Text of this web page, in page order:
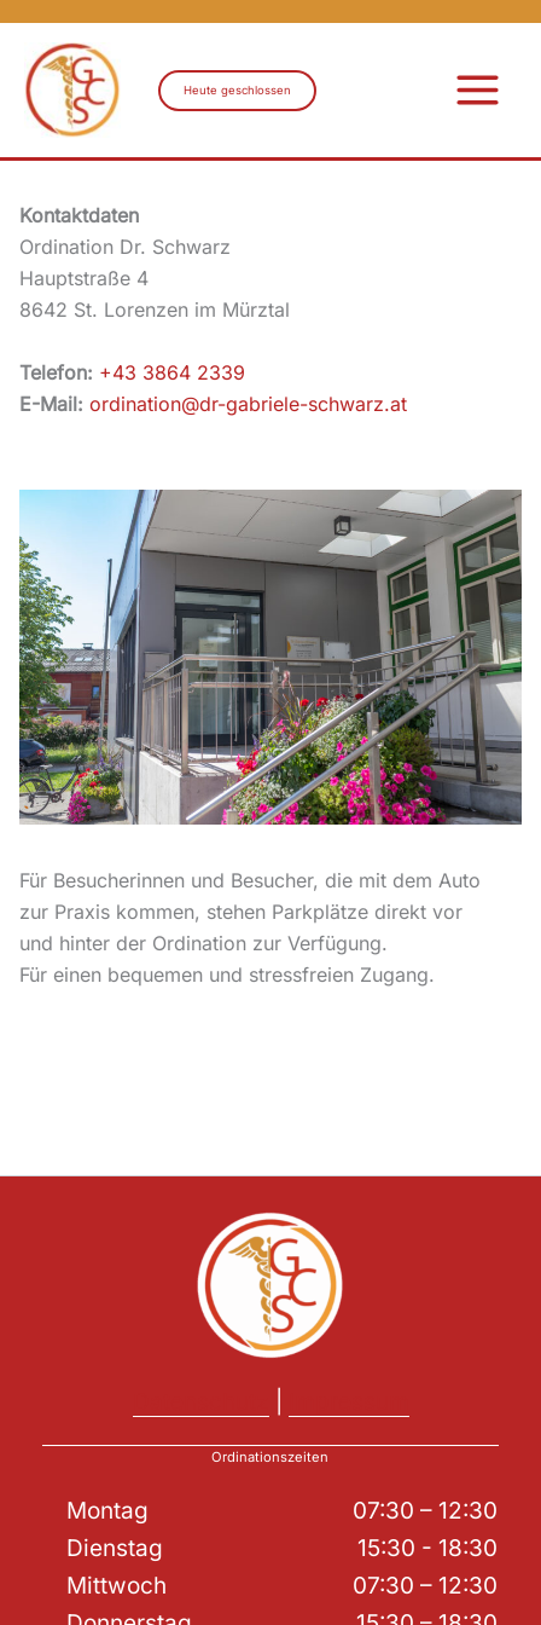
Inhalt
springen
Heute geschlossen
Kontaktdaten
Ordination Dr. Schwarz
Hauptstraße 4
8642 St. Lorenzen im Mürztal
Telefon: +43 3864 2339
E-Mail: ordination@dr-gabriele-schwarz.at
Für Besucherinnen und Besucher, die mit dem Auto
zur Praxis kommen, stehen Parkplätze direkt vor
und hinter der Ordination zur Verfügung.
Für einen bequemen und stressfreien Zugang.
Ordinationszeiten
Montag
07:30 – 12:30
Dienstag
15:30 - 18:30
Mittwoch
07:30 – 12:30